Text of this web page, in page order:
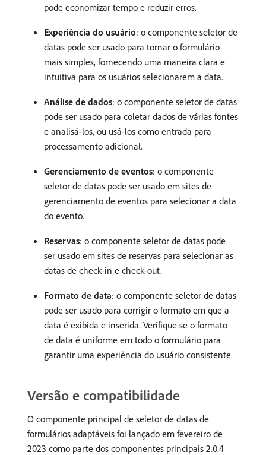
pode economizar tempo e reduzir erros.
Experiência do usuário: o componente seletor de
datas pode ser usado para tornar o formulário
mais simples, fornecendo uma maneira clara e
intuitiva para os usuários selecionarem a data.
Análise de dados: o componente seletor de datas
pode ser usado para coletar dados de várias fontes
e analisá-los, ou usá-los como entrada para
processamento adicional.
Gerenciamento de eventos: o componente
seletor de datas pode ser usado em sites de
gerenciamento de eventos para selecionar a data
do evento.
Reservas: o componente seletor de datas pode
ser usado em sites de reservas para selecionar as
datas de check-in e check-out.
Formato de data: o componente seletor de datas
pode ser usado para corrigir o formato em que a
data é exibida e inserida. Verifique se o formato
de data é uniforme em todo o formulário para
garantir uma experiência do usuário consistente.
Versão e compatibilidade
O componente principal de seletor de datas de
formulários adaptáveis foi lançado em fevereiro de
2023 como parte dos componentes principais 2.0.4